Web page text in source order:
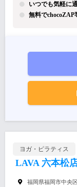
いつでも気軽に
無料でchocoZAP
ヨガ・ピラティス
LAVA 六本松
福岡県福岡市中央